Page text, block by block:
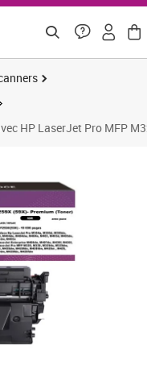
HP LaserJet Pro MFP